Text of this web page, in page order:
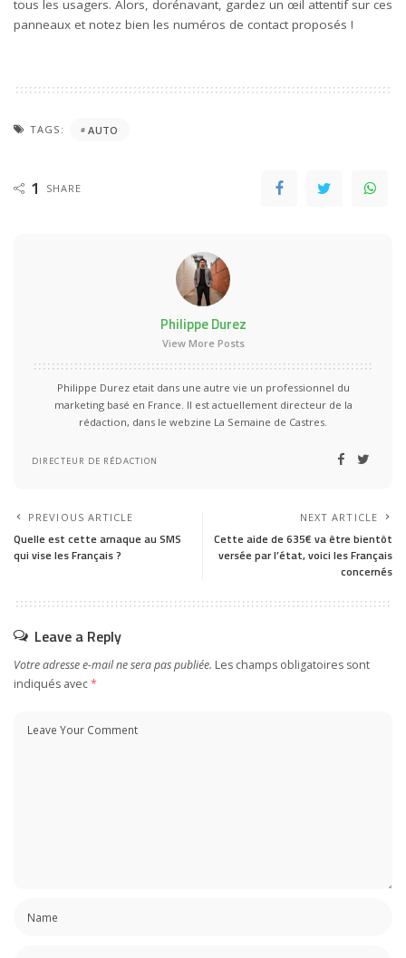
tous les usagers. Alors, dorénavant, gardez un œil attentif sur ces
panneaux et notez bien les numéros de contact proposés !
TAGS: AUTO
1 SHARE
Philippe Durez
View More Posts
Philippe Durez etait dans une autre vie un professionnel du
marketing basé en France. Il est actuellement directeur de la
rédaction, dans le webzine La Semaine de Castres.
DIRECTEUR DE RÉDACTION
PREVIOUS ARTICLE
Quelle est cette arnaque au SMS
qui vise les Français ?
NEXT ARTICLE
Cette aide de 635€ va être bientôt
versée par l’état, voici les Français
concernés
Leave a Reply
Votre adresse e-mail ne sera pas publiée. Les champs obligatoires sont
indiqués avec*